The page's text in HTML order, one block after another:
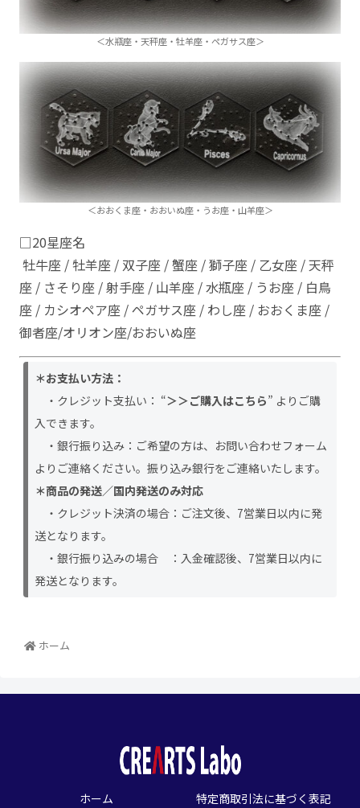
＜水瓶座・天秤座・牡羊座・ペガサス座＞
＜おおくま座・おおいぬ座・うお座・山羊座＞
□20星座名
牡牛座 / 牡羊座 / 双子座 / 蟹座 / 獅子座 / 乙女座 / 天秤
座 / さそり座 / 射手座 / 山羊座 / 水瓶座 / うお座 / 白鳥
座 / カシオペア座 / ペガサス座 / わし座 / おおくま座 /
御者座/オリオン座/おおいぬ座
＊お支払い方法：
・クレジット支払い： “＞＞ご購入はこちら” よりご購
入できます。
・銀行振り込み：ご希望の方は、お問い合わせフォーム
よりご連絡ください。振り込み銀行をご連絡いたします。
＊商品の発送／国内発送のみ対応
・クレジット決済の場合：ご注文後、7営業日以内に発
送となります。
・銀行振り込みの場合 ：入金確認後、7営業日以内に
発送となります。
ホーム
ホーム 特定商取引法に基づく表記